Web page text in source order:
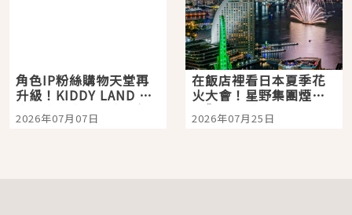
角色IP粉絲購物天堂再
升級！KIDDY LAND 原
宿店吉伊卡哇迎客，新
開幕 OMOKADO 店3分
2026年07月07日
在飯店裡看日本夏季花
火大會！星野集團煙火
景觀飯店6選，讓你不用
人擠人悠閒欣賞
2026年07月25日